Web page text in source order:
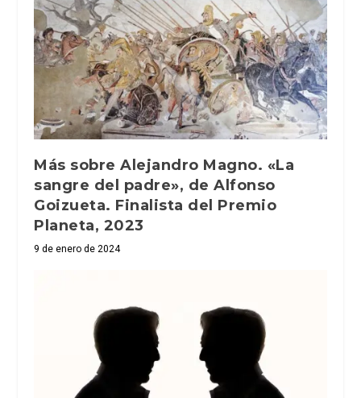
Más sobre Alejandro Magno. «La
sangre del padre», de Alfonso
Goizueta. Finalista del Premio
Planeta, 2023
9 de enero de 2024